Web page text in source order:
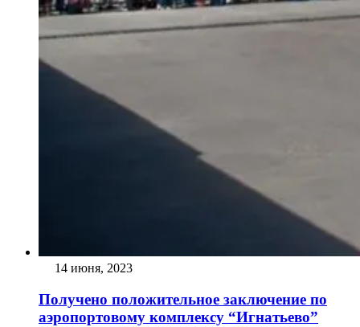
14 июня, 2023
Получено положительное заключение по
аэропортовому комплексу “Игнатьево”